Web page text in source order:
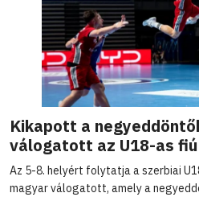
Kikapott a
válogatott az U18-as fiú
Az 5-8. helyért folytatja a szerbiai
magyar válogatott, amely a